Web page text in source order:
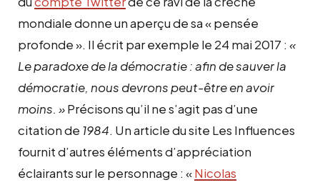
mondiale donne un aperçu de sa « pensée
profonde ». Il écrit par exemple le 24 mai 2017 : «
Le paradoxe de la démocratie : afin de sauver la
démocratie, nous devrons peut-être en avoir
moins. »Précisons qu’il ne s’agit pas d’une
citation de 1984. Un article du site Les Influences
fournit d’autres éléments d’appréciation
éclairants sur le personnage : «Nicolas